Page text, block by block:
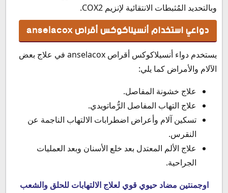
وبالتحديد المُثبطات الانتقائية لإنزيم COX2.
دواعي استخدام أنسيلاكوكس أقراص anselacox
يستخدم دواء أنسيلاكوكس أقراص anselacox في علاج بعض
الآلام والأمراض كما يلي:
علاج خشونة المفاصل.
علاج التهاب المفاصل الرُّماتويدي.
تسكين آلام وأعراض اضطرابات الالتهاب الناجمة عن
النقرس.
علاج الألم المعتدل بعد خلع الأسنان وبعد العمليات
الجراحية.
اوجمنتين مضاد حيوي قوي لعلاج الالتهابات للحلق والشعب